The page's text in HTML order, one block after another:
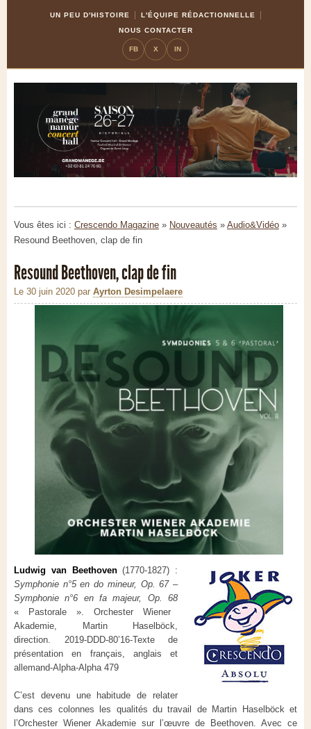
UN PEU D'HISTOIRE
L'ÉQUIPE RÉDACTIONNELLE
NOUS CONTACTER
FB X IN
Vous êtes ici : Crescendo Magazine » Nouveautés » Audio&Vidéo »
Resound Beethoven, clap de fin
Resound Beethoven, clap de fin
Le 30 juin 2020 par Ayrton Desimpelaere
Ludwig van Beethoven(1770-1827) :
Symphonie n°5 en do mineur, Op. 67–
Symphonie n°6 en fa majeur, Op. 68
« Pastorale ». Orchester Wiener
Akademie, Martin Haselböck,
direction. 2019-DDD-80’16-Texte de
présentation en français, anglais et
allemand-Alpha-Alpha 479
C’est devenu une habitude de relater
dans ces colonnes les qualités du travail de Martin Haselböck et
l’Orchester Wiener Akademie sur l’œuvre de Beethoven. Avec ce